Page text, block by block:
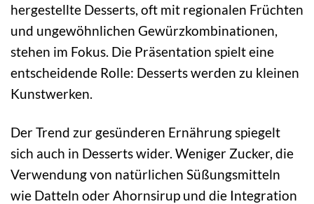
hergestellte Desserts, oft mit regionalen Früchten
und ungewöhnlichen Gewürzkombinationen,
stehen im Fokus. Die Präsentation spielt eine
entscheidende Rolle: Desserts werden zu kleinen
Kunstwerken.
Der Trend zur gesünderen Ernährung spiegelt
sich auch in Desserts wider. Weniger Zucker, die
Verwendung von natürlichen Süßungsmitteln
wie Datteln oder Ahornsirup und die Integration